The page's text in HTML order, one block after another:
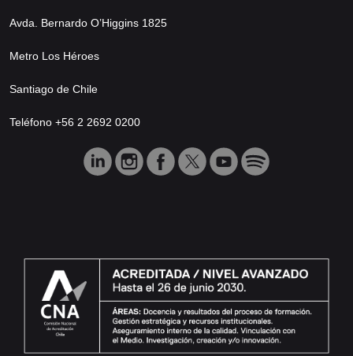
Avda. Bernardo O’Higgins 1825
Metro Los Héroes
Santiago de Chile
Teléfono +56 2 2692 0200